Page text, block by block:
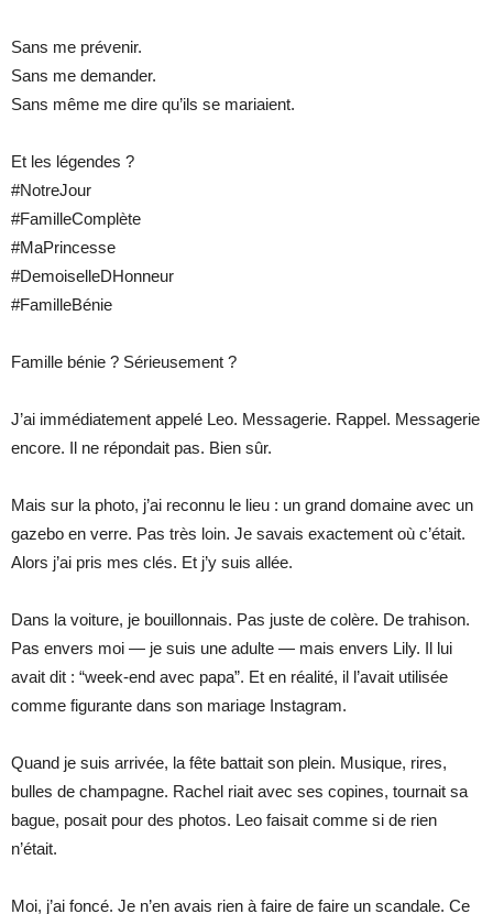
Sans me prévenir.
Sans me demander.
Sans même me dire qu’ils se mariaient.
Et les légendes ?
#NotreJour
#FamilleComplète
#MaPrincesse
#DemoiselleDHonneur
#FamilleBénie
Famille bénie ? Sérieusement ?
J’ai immédiatement appelé Leo. Messagerie. Rappel. Messagerie
encore. Il ne répondait pas. Bien sûr.
Mais sur la photo, j’ai reconnu le lieu : un grand domaine avec un
gazebo en verre. Pas très loin. Je savais exactement où c’était.
Alors j’ai pris mes clés. Et j’y suis allée.
Dans la voiture, je bouillonnais. Pas juste de colère. De trahison.
Pas envers moi — je suis une adulte — mais envers Lily. Il lui
avait dit : “week-end avec papa”. Et en réalité, il l’avait utilisée
comme figurante dans son mariage Instagram.
Quand je suis arrivée, la fête battait son plein. Musique, rires,
bulles de champagne. Rachel riait avec ses copines, tournait sa
bague, posait pour des photos. Leo faisait comme si de rien
n’était.
Moi, j’ai foncé. Je n’en avais rien à faire de faire un scandale. Ce